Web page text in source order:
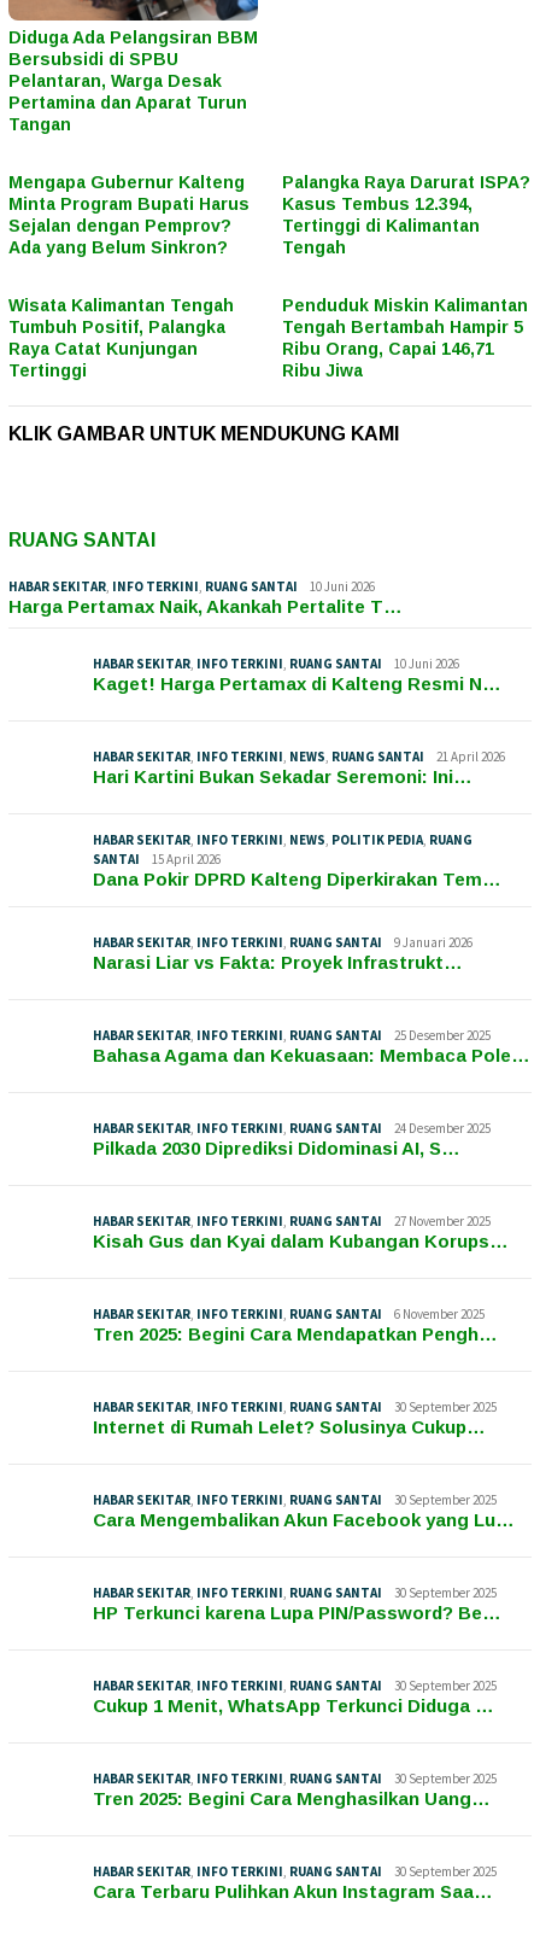
Diduga Ada Pelangsiran BBM
Bersubsidi di SPBU
Pelantaran, Warga Desak
Pertamina dan Aparat Turun
Tangan
Mengapa Gubernur Kalteng
Minta Program Bupati Harus
Sejalan dengan Pemprov?
Ada yang Belum Sinkron?
Palangka Raya Darurat ISPA?
Kasus Tembus 12.394,
Tertinggi di Kalimantan
Tengah
Wisata Kalimantan Tengah
Tumbuh Positif, Palangka
Raya Catat Kunjungan
Tertinggi
Penduduk Miskin Kalimantan
Tengah Bertambah Hampir 5
Ribu Orang, Capai 146,71
Ribu Jiwa
KLIK GAMBAR UNTUK MENDUKUNG KAMI
RUANG SANTAI
HABAR SEKITAR, INFO TERKINI, RUANG SANTAI 10 Juni 2026
Harga Pertamax Naik, Akankah Pertalite T…
HABAR SEKITAR, INFO TERKINI, RUANG SANTAI 10 Juni 2026
Kaget! Harga Pertamax di Kalteng Resmi N…
HABAR SEKITAR, INFO TERKINI, NEWS, RUANG SANTAI 21 April 2026
Hari Kartini Bukan Sekadar Seremoni: Ini…
HABAR SEKITAR, INFO TERKINI, NEWS, POLITIK PEDIA, RUANG
SANTAI
15 April 2026
Dana Pokir DPRD Kalteng Diperkirakan Tem…
HABAR SEKITAR, INFO TERKINI, RUANG SANTAI 9 Januari 2026
Narasi Liar vs Fakta: Proyek Infrastrukt…
HABAR SEKITAR, INFO TERKINI, RUANG SANTAI 25 Desember 2025
Bahasa Agama dan Kekuasaan: Membaca Pole…
HABAR SEKITAR, INFO TERKINI, RUANG SANTAI 24 Desember 2025
Pilkada 2030 Diprediksi Didominasi AI, S…
HABAR SEKITAR, INFO TERKINI, RUANG SANTAI 27 November 2025
Kisah Gus dan Kyai dalam Kubangan Korups…
HABAR SEKITAR, INFO TERKINI, RUANG SANTAI 6 November 2025
Tren 2025: Begini Cara Mendapatkan Pengh…
HABAR SEKITAR, INFO TERKINI, RUANG SANTAI 30 September 2025
Internet di Rumah Lelet? Solusinya Cukup…
HABAR SEKITAR, INFO TERKINI, RUANG SANTAI 30 September 2025
Cara Mengembalikan Akun Facebook yang Lu…
HABAR SEKITAR, INFO TERKINI, RUANG SANTAI 30 September 2025
HP Terkunci karena Lupa PIN/Password? Be…
HABAR SEKITAR, INFO TERKINI, RUANG SANTAI 30 September 2025
Cukup 1 Menit, WhatsApp Terkunci Diduga …
HABAR SEKITAR, INFO TERKINI, RUANG SANTAI 30 September 2025
Tren 2025: Begini Cara Menghasilkan Uang…
HABAR SEKITAR, INFO TERKINI, RUANG SANTAI 30 September 2025
Cara Terbaru Pulihkan Akun Instagram Saa…